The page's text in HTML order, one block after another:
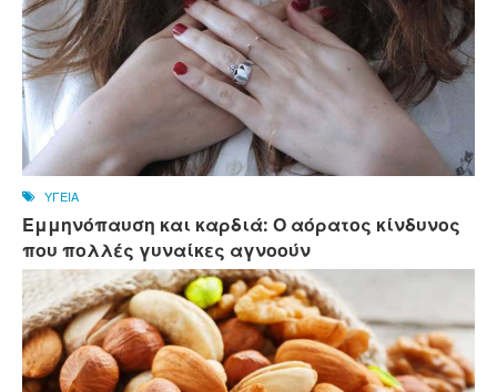
ΥΓΕΙΑ
Εμμηνόπαυση και καρδιά: Ο αόρατος κίνδυνος
που πολλές γυναίκες αγνοούν